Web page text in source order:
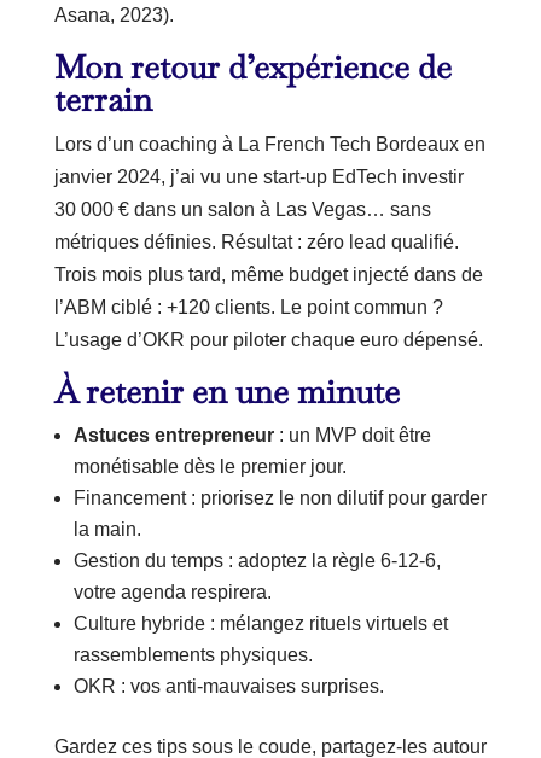
Asana, 2023).
Mon retour d’expérience de
terrain
Lors d’un coaching à La French Tech Bordeaux en
janvier 2024, j’ai vu une start-up EdTech investir
30 000 € dans un salon à Las Vegas… sans
métriques définies. Résultat : zéro lead qualifié.
Trois mois plus tard, même budget injecté dans de
l’ABM ciblé : +120 clients. Le point commun ?
L’usage d’OKR pour piloter chaque euro dépensé.
À retenir en une minute
Astuces entrepreneur: un MVP doit être
monétisable dès le premier jour.
Financement : priorisez le non dilutif pour garder
la main.
Gestion du temps : adoptez la règle 6-12-6,
votre agenda respirera.
Culture hybride : mélangez rituels virtuels et
rassemblements physiques.
OKR : vos anti-mauvaises surprises.
Gardez ces tips sous le coude, partagez-les autour